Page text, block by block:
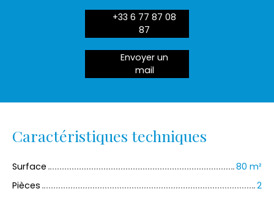
+33 6 77 87 08
87
Envoyer un
mail
Caractéristiques techniques
Surface 80 m²
Pièces
2